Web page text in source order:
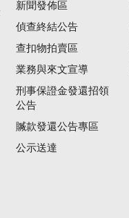
新聞發佈區
偵查終結公告
查扣物拍賣區
業務與來文宣導
刑事保證金發還招領
公告
贓款發還公告專區
公示送達